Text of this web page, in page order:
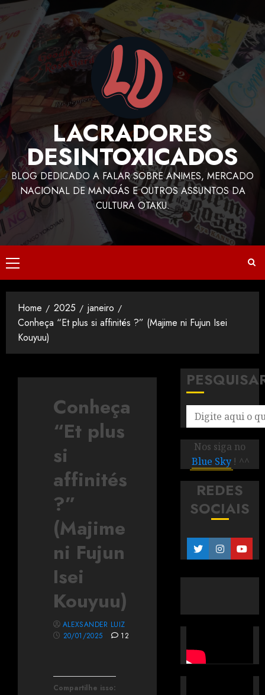
LACRADORES
DESINTOXICADOS
BLOG DEDICADO A FALAR SOBRE ANIMES, MERCADO
NACIONAL DE MANGÁS E OUTROS ASSUNTOS DA
CULTURA OTAKU.
Home 2025
janeiro
Conheça “Et plus si affinités ?” (Majime ni Fujun Isei
Kouyuu)
Conheça
“Et plus
si
affinités
?”
(Majime
ni Fujun
Isei
Kouyuu)
Compartilhe isso:
ALEXSANDER LUIZ
20/01/2025
12
Nos siga no
Blue Sky ! ^^
REDES
SOCIAIS